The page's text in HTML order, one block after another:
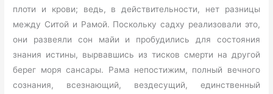
плоти и крови; ведь, в действительности, нет разницы
между Ситой и Рамой. Поскольку садху реализовали это,
они развеяли сон майи и пробудились для состояния
знания истины, вырвавшись из тисков смерти на другой
берег моря сансары. Рама непостижим, полный вечного
сознания, всезнающий, вездесущий, единственный